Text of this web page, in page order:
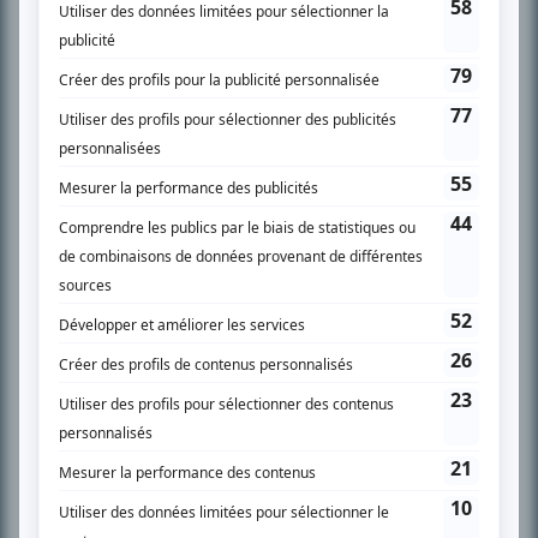
SUR LE RÉSEAU BIZZ MÉDIA
PLAN DU SITE
Accueil
Liste des oeuvres
Liste des comédiens
Recherche avancée
À propos
Nous contacter
Termes et conditions